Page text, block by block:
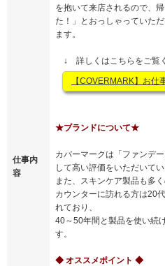
仕事内
容
を抱いて来店されるので、
た！」とおっしゃっていた
ます。
↓ 詳しくはこちらをご覧
【COVERMARK】お仕
★ブランドについて★
カバーマークは「ファンデ
して高い評価をいただいてい
また、スキンケア製品も多
カウンターに訪れる方は20
れており、
40～50年間と製品を使い続
す。
◆ オススメポイント ◆